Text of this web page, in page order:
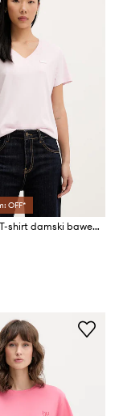
OFF*
HUGO Blue T-shirt damski bawełniany Classic V_B